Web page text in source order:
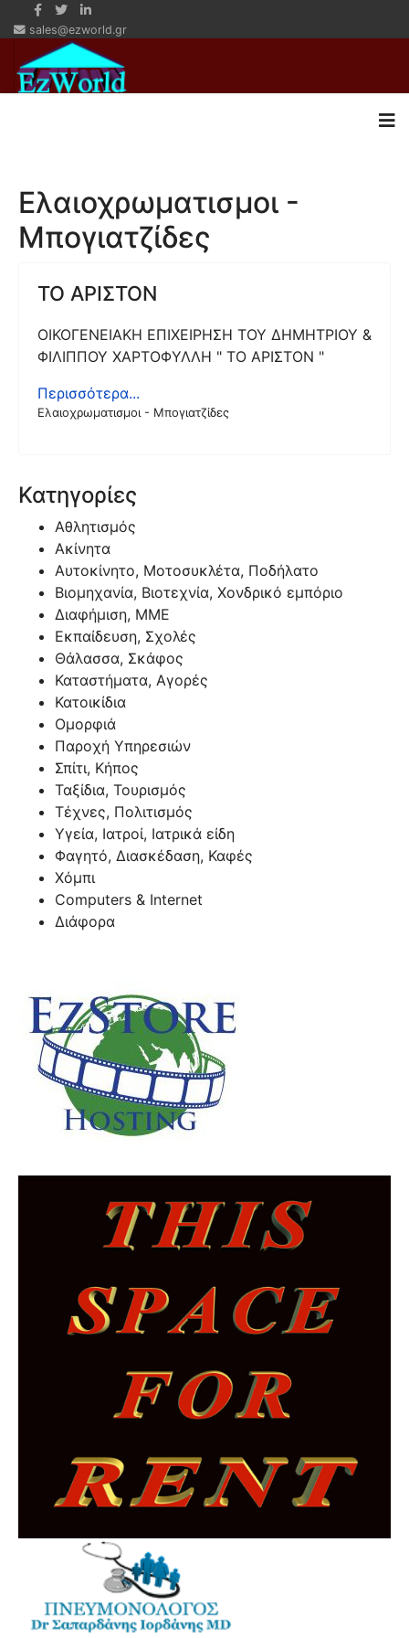
sales@ezworld.gr
Ελαιοχρωματισμοι -
Μπογιατζίδες
ΤΟ ΑΡΙΣΤΟΝ
ΟΙΚΟΓΕΝΕΙΑΚΗ ΕΠΙΧΕΙΡΗΣΗ ΤΟΥ ΔΗΜΗΤΡΙΟΥ &
ΦΙΛΙΠΠΟΥ ΧΑΡΤΟΦΥΛΛΗ " ΤΟ ΑΡΙΣΤΟΝ "
Περισσότερα...
Ελαιοχρωματισμοι - Μπογιατζίδες
Κατηγορίες
Αθλητισμός
Ακίνητα
Αυτοκίνητο, Μοτοσυκλέτα, Ποδήλατο
Βιομηχανία, Βιοτεχνία, Χονδρικό εμπόριο
Διαφήμιση, ΜΜΕ
Εκπαίδευση, Σχολές
Θάλασσα, Σκάφος
Καταστήματα, Αγορές
Κατοικίδια
Ομορφιά
Παροχή Υπηρεσιών
Σπίτι, Κήπος
Ταξίδια, Τουρισμός
Τέχνες, Πολιτισμός
Υγεία, Ιατροί, Ιατρικά είδη
Φαγητό, Διασκέδαση, Καφές
Χόμπι
Computers & Internet
Διάφορα